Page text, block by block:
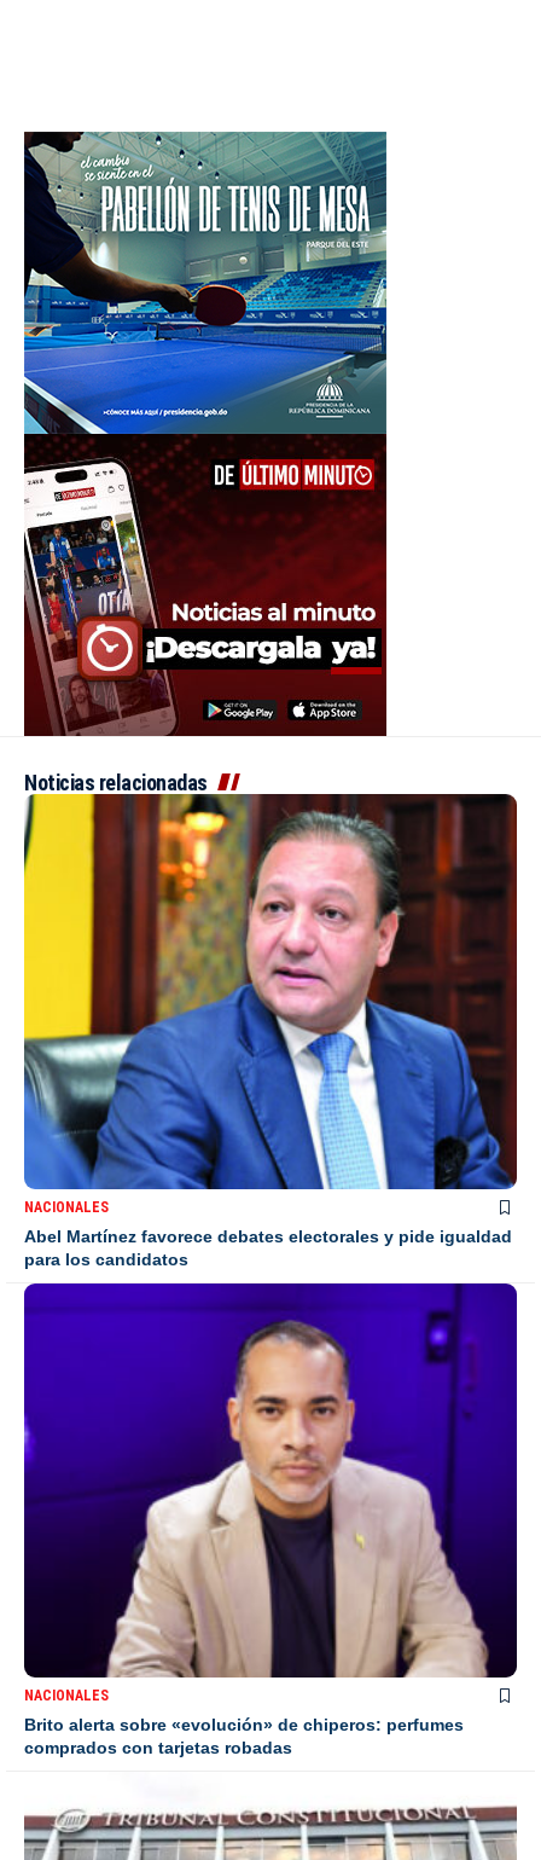
Noticias relacionadas
NACIONALES
Abel Martínez favorece debates electorales y pide igualdad
para los candidatos
NACIONALES
Brito alerta sobre «evolución» de chiperos: perfumes
comprados con tarjetas robadas